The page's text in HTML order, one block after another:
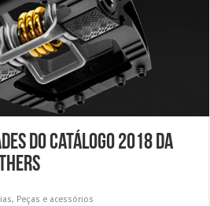
do catálogo 2018 da
, Peças e acessórios